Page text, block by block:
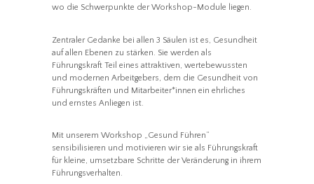
wo die Schwerpunkte der Workshop-Module liegen.
Zentraler Gedanke bei allen 3 Säulen ist es, Gesundheit
auf allen Ebenen zu stärken. Sie werden als
Führungskraft Teil eines attraktiven, wertebewussten
und modernen Arbeitgebers, dem die Gesundheit von
Führungskräften und Mitarbeiter*innen ein ehrliches
und ernstes Anliegen ist.
Mit unserem Workshop „Gesund Führen“
sensibilisieren und motivieren wir sie als Führungskraft
für kleine, umsetzbare Schritte der Veränderung in ihrem
Führungsverhalten.